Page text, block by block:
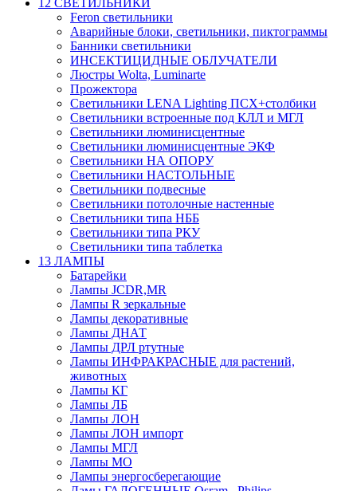
12 СВЕТИЛЬНИКИ
Feron светильники
Аварийные блоки, светильники, пиктограммы
Банники светильники
ИНСЕКТИЦИДНЫЕ ОБЛУЧАТЕЛИ
Люстры Wolta, Luminarte
Прожектора
Светильники LENA Lighting ПСХ+столбики
Светильники встроенные под КЛЛ и МГЛ
Светильники люминисцентные
Светильники люминисцентные ЭКФ
Светильники НА ОПОРУ
Светильники НАСТОЛЬНЫЕ
Светильники подвесные
Светильники потолочные настенные
Светильники типа НББ
Светильники типа РКУ
Светильники типа таблетка
13 ЛАМПЫ
Батарейки
Лампы JCDR,MR
Лампы R зеркальные
Лампы декоративные
Лампы ДНАТ
Лампы ДРЛ ртутные
Лампы ИНФРАКРАСНЫЕ для растений,
животных
Лампы КГ
Лампы ЛБ
Лампы ЛОН
Лампы ЛОН импорт
Лампы МГЛ
Лампы МО
Лампы энергосберегающие